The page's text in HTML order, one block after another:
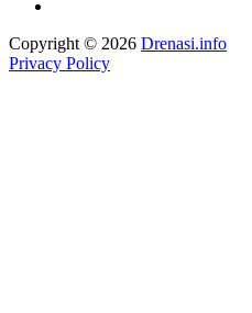
Copyright © 2026 Drenasi.info
Privacy Policy